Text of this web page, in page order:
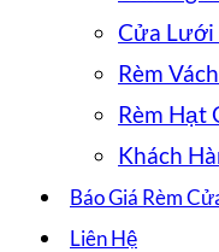
Cửa Lưới
Rèm
Rèm Hạt
Khách
Báo Giá Rèm
Liên Hệ